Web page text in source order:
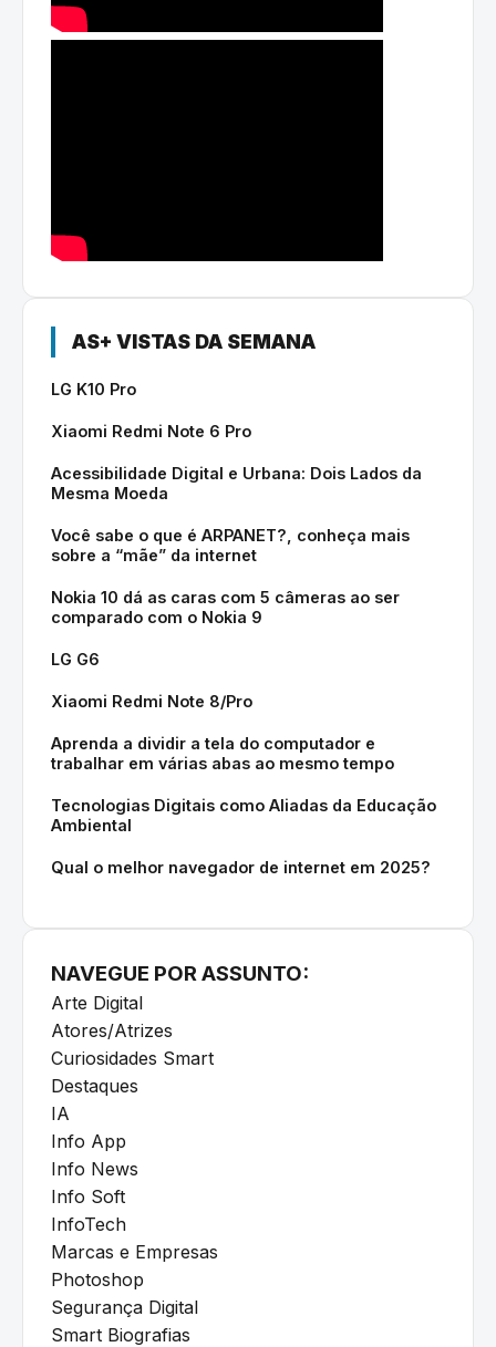
AS+ VISTAS DA SEMANA
LG K10 Pro
Xiaomi Redmi Note 6 Pro
Acessibilidade Digital e Urbana: Dois Lados da
Mesma Moeda
Você sabe o que é ARPANET?, conheça mais
sobre a “mãe” da internet
Nokia 10 dá as caras com 5 câmeras ao ser
comparado com o Nokia 9
LG G6
Xiaomi Redmi Note 8/Pro
Aprenda a dividir a tela do computador e
trabalhar em várias abas ao mesmo tempo
Tecnologias Digitais como Aliadas da Educação
Ambiental
Qual o melhor navegador de internet em 2025?
NAVEGUE POR ASSUNTO:
Arte Digital
Atores/Atrizes
Curiosidades Smart
Destaques
IA
Info App
Info News
Info Soft
InfoTech
Marcas e Empresas
Photoshop
Segurança Digital
Smart Biografias